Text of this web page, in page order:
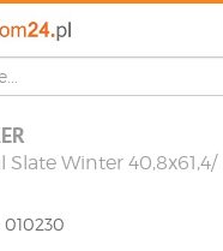
Winter 40,8x61,4/